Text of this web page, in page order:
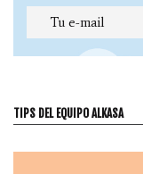
TIPS DEL EQUIPO ALKASA